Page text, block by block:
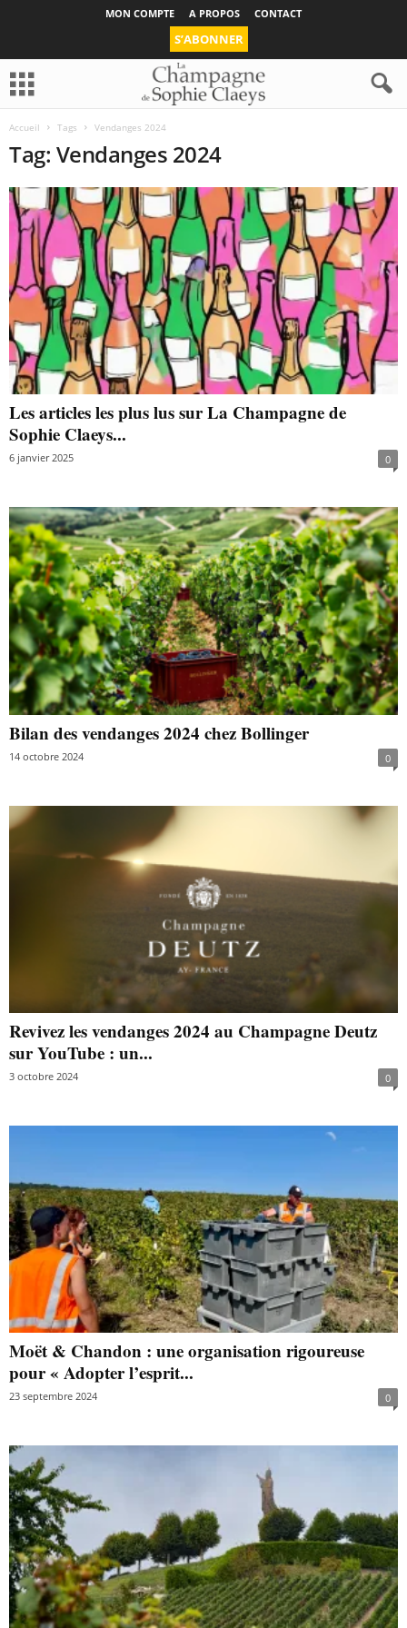
MON COMPTE A PROPOS CONTACT
S’ABONNER
Accueil Tags Vendanges 2024
Tag: Vendanges 2024
Les articles les plus lus sur La Champagne de
Sophie Claeys...
6 janvier 2025 0
Bilan des vendanges 2024 chez Bollinger
14 octobre 2024 0
Revivez les vendanges 2024 au Champagne Deutz
sur YouTube : un...
3 octobre 2024 0
Moët & Chandon : une organisation rigoureuse
pour « Adopter l’esprit...
23 septembre 2024 0